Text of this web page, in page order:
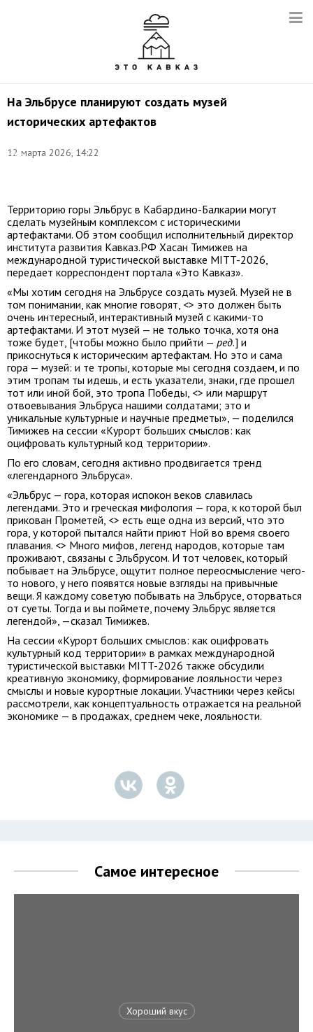
На Эльбрусе планируют создать музей
исторических артефактов
12 марта 2026, 14:22
Иван
Территорию горы Эльбрус в Кабардино-Балкарии могут
сделать музейным комплексом с историческими
артефактами. Об этом сообщил исполнительный директор
института развития Кавказ.РФ Хасан Тимижев на
международной туристической выставке MITT-2026,
передает корреспондент портала «Это Кавказ».
«Мы хотим сегодня на Эльбрусе создать музей. Музей не в
том понимании, как многие говорят, <> это должен быть
очень интересный, интерактивный музей с какими-то
артефактами. И этот музей — не только точка, хотя она
тоже будет, [чтобы можно было прийти — ред.] и
прикоснуться к историческим артефактам. Но это и сама
гора — музей: и те тропы, которые мы сегодня создаем, и по
этим тропам ты идешь, и есть указатели, знаки, где прошел
тот или иной бой, это тропа Победы, <> или маршрут
отвоевывания Эльбруса нашими солдатами; это и
уникальные культурные и научные предметы», — поделился
Тимижев на сессии «Курорт больших смыслов: как
оцифровать культурный код территории».
По его словам, сегодня активно продвигается тренд
«легендарного Эльбруса».
«Эльбрус — гора, которая испокон веков славилась
легендами. Это и греческая мифология — гора, к которой был
прикован Прометей, <> есть еще одна из версий, что это
гора, у которой пытался найти приют Ной во время своего
плавания. <> Много мифов, легенд народов, которые там
проживают, связаны с Эльбрусом. И тот человек, который
побывает на Эльбрусе, ощутит полное переосмысление чего-
то нового, у него появятся новые взгляды на привычные
вещи. Я каждому советую побывать на Эльбрусе, оторваться
от суеты. Тогда и вы поймете, почему Эльбрус является
легендой», —сказал Тимижев.
На сессии «Курорт больших смыслов: как оцифровать
культурный код территории» в рамках международной
туристической выставки MITT-2026 также обсудили
креативную экономику, формирование лояльности через
смыслы и новые курортные локации. Участники через кейсы
рассмотрели, как концептуальность отражается на реальной
экономике — в продажах, среднем чеке, лояльности.
Самое интересное
Хороший вкус